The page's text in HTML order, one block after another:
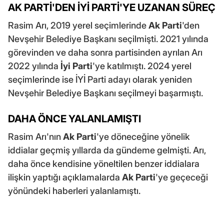
AK PARTİ'DEN İYİ PARTİ'YE UZANAN SÜREÇ
Rasim Arı, 2019 yerel seçimlerindeAk Parti'den
Nevşehir Belediye Başkanı seçilmişti. 2021 yılında
görevinden ve daha sonra partisinden ayrılan Arı
2022 yılında İyi Parti'ye katılmıştı. 2024 yerel
seçimlerinde ise İYİ Parti adayı olarak yeniden
Nevşehir Belediye Başkanı seçilmeyi başarmıştı.
DAHA ÖNCE YALANLAMIŞTI
Rasim Arı'nınAk Parti'ye döneceğine yönelik
iddialar geçmiş yıllarda da gündeme gelmişti. Arı,
daha önce kendisine yöneltilen benzer iddialara
ilişkin yaptığı açıklamalarda Ak Parti'ye geçeceği
yönündeki haberleri yalanlamıştı.